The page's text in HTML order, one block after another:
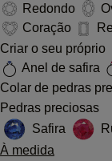
Redondo
Coração
Criar o seu próprio
Anel de safira
Colar de pedras
Pedras preciosas
Safira
À medida